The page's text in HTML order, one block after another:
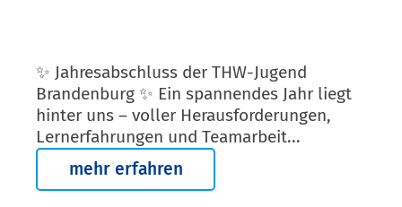
✨ Jahresabschluss der THW-Jugend
Brandenburg ✨ Ein spannendes Jahr liegt
hinter uns – voller Herausforderungen,
Lernerfahrungen und Teamarbeit...
mehr erfahren